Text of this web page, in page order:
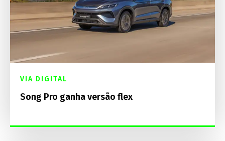
VIA DIGITAL
Song Pro ganha versão flex